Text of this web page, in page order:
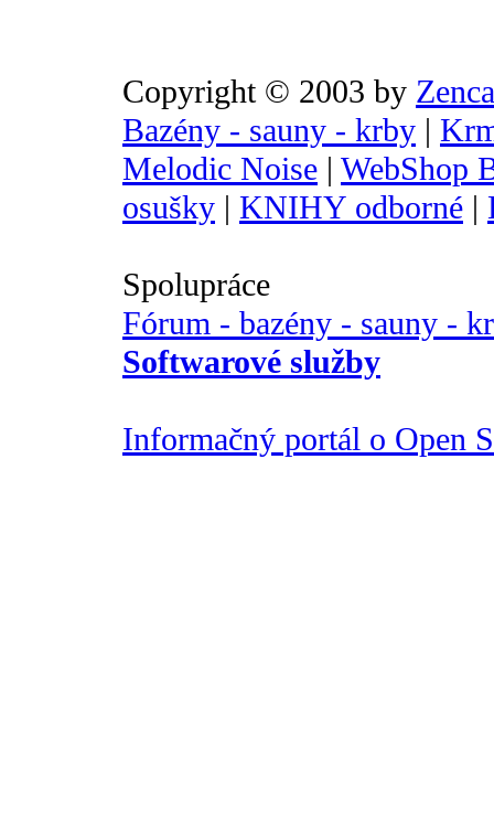
Copyright © 2003 by
Bazény - sauny - krby |
Melodic Noise | WebShop
osušky | KNIHY odborné |
Spolupráce
Fórum - bazény - sauny -
Softwarové služby
Informačný portál o Open